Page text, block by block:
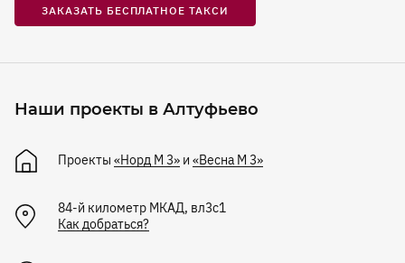
ЗАКАЗАТЬ БЕСПЛАТНОЕ ТАКСИ
Наши проекты в Алтуфьево
Проекты «Норд М 3» и «Весна М 3»
84-й километр МКАД, вл3с1
Как добраться?